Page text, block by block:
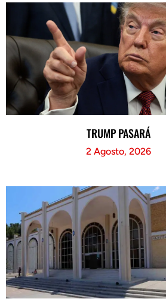
TRUMP PASARÁ
2 Agosto, 2026